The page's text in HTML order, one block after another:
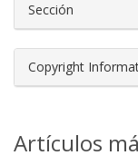
Sección
Copyright
Artículos